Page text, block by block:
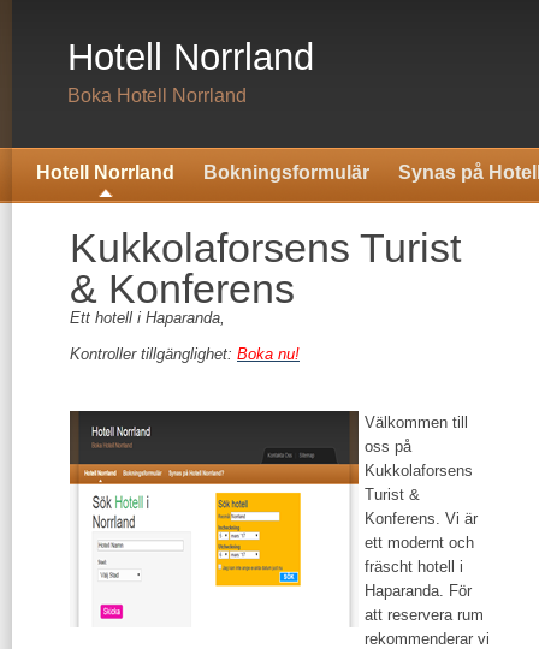
Hotell Norrland
Boka Hotell Norrland
Hotell Norrland Bokningsformulär Synas på
Kukkolaforsens Turist
& Konferens
Ett hotell i Haparanda,
Kontroller tillgänglighet: Boka nu!
Välkommen till
oss på
Kukkolaforsens
Turist &
Konferens. Vi är
ett modernt och
fräscht hotell i
Haparanda. För
att reservera rum
rekommenderar vi